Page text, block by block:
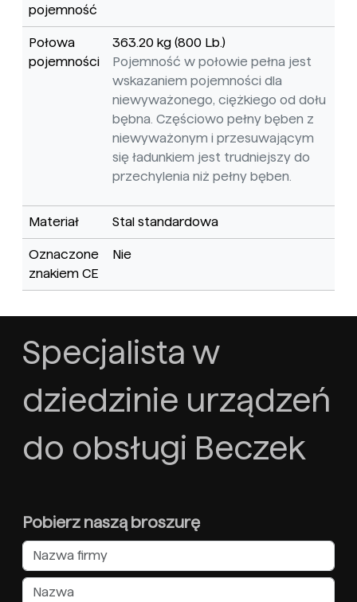
pojemność
Połowa
pojemności
363.20 kg (800 Lb.)
Pojemność w połowie pełna jest
wskazaniem pojemności dla
niewyważonego, ciężkiego od dołu
bębna. Częściowo pełny bęben z
niewyważonym i przesuwającym
się ładunkiem jest trudniejszy do
przechylenia niż pełny bęben.
Materiał Stal standardowa
Oznaczone
znakiem CE
Nie
Specjalista w
dziedzinie urządzeń
do obsługi Beczek
Pobierz naszą broszurę